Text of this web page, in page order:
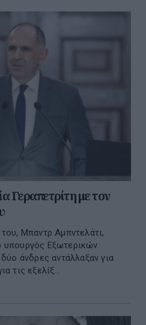
Γεραπετρίτη με τον
Μπαντρ Αμπντελάτι,
υπουργός Εξωτερικών
άνδρες αντάλλαξαν για
τις εξελίξ...